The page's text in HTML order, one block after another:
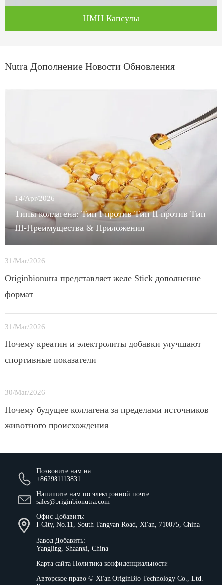
НМН Капсулы
Nutra Дополнение Новости Обновления
14/Apr/2026
Типы коллагена: Тип I против Тип II против Тип
III-Преимущества & Приложения
31/Mar/2026
Originbionutra представляет желе Stick дополнение
формат
31/Mar/2026
Почему креатин и электролиты добавки улучшают
спортивные показатели
30/Mar/2026
Почему будущее коллагена за пределами источников
животного происхождения
Позвоните нам на:
+862981113831
Напишите нам по электронной почте:
sales@originbionutra.com
Офис Добавить:
I-City, No.11, South Tangyan Road, Xi'an, 710075, China
Завод Добавить:
Yangling, Shaanxi, China
Карта сайта Политика конфиденциальности
Авторское право © Xi'an OriginBio Technology Co., Ltd.